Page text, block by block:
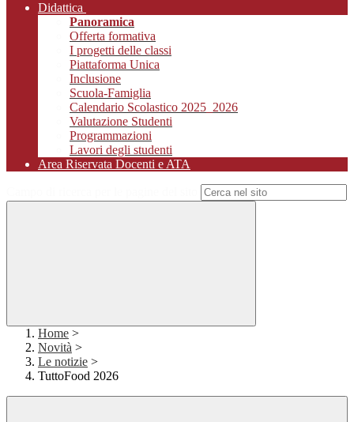
Didattica
Panoramica
Offerta formativa
I progetti delle classi
Piattaforma Unica
Inclusione
Scuola-Famiglia
Calendario Scolastico 2025_2026
Valutazione Studenti
Programmazioni
Lavori degli studenti
Area Riservata Docenti e ATA
Home >
Novità >
Le notizie >
TuttoFood 2026